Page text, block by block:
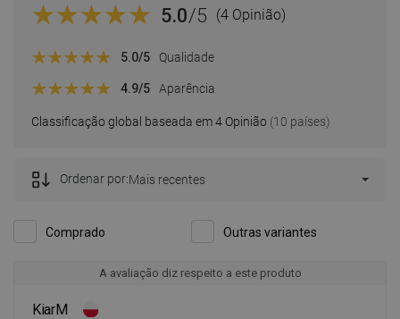
5.0/5 (4 Opinião)
Classificação global baseada em 4 Opinião (10 países)
5.0/5 Qualidade
4.9/5 Aparência
Comprado Outras variantes
Ordenar por:Mais recentes
A avaliação diz respeito a este produto
KiarM